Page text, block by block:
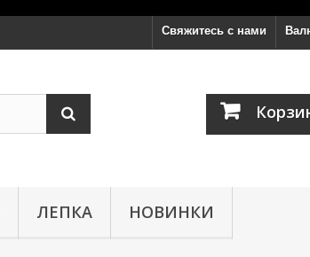
Свяжитесь с нами
ЛЕПКА НОВИНКИ